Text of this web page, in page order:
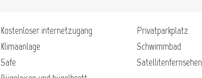
Kostenloser internetzugang
Klimaanlage
Safe
Privatparkplatz
Schwimmbad
Satellitenfernsehen